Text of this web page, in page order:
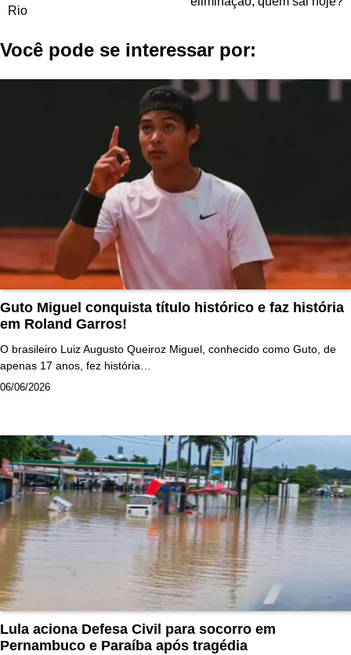
Post
Rio
Você pode se interessar por:
Guto Miguel conquista título histórico e faz história
em Roland Garros!
O brasileiro Luiz Augusto Queiroz Miguel, conhecido como Guto, de
apenas 17 anos, fez história…
06/06/2026
Lula aciona Defesa Civil para socorro em
Pernambuco e Paraíba após tragédia